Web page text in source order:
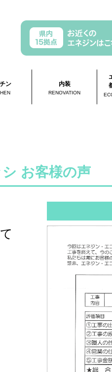
ン 内装
RENOVATION
お客様の声